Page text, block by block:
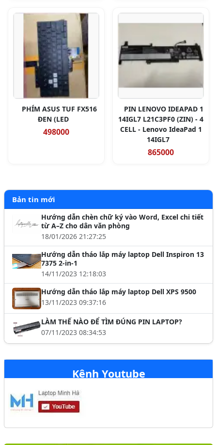
PHÍM ASUS TUF FX516
ĐEN (LED
498000
PIN LENOVO IDEAPAD 1
14IGL7 L21C3PF0 (ZIN) - 4
CELL - Lenovo IdeaPad 1
14IGL7
865000
Bản tin mới
Hướng dẫn chèn chữ ký vào Word, Excel chi tiết
từ A–Z cho dân văn phòng
18/01/2026 21:27:25
Hướng dẫn tháo lắp máy laptop Dell Inspiron 13
7375 2-in-1
14/11/2023 12:18:03
Hướng dẫn tháo lắp máy laptop Dell XPS 9500
13/11/2023 09:37:16
LÀM THẾ NÀO ĐỂ TÌM ĐÚNG PIN LAPTOP?
07/11/2023 08:34:53
Kênh Youtube